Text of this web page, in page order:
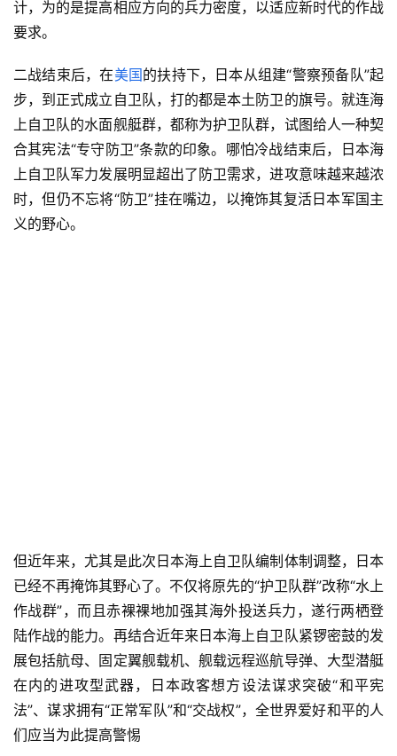
计，为的是提高相应方向的兵力密度，以适应新时代的作战
要求。
二战结束后，在美国的扶持下，日本从组建“警察预备队”起
步，到正式成立自卫队，打的都是本土防卫的旗号。就连海
上自卫队的水面舰艇群，都称为护卫队群，试图给人一种契
合其宪法“专守防卫”条款的印象。哪怕冷战结束后，日本海
上自卫队军力发展明显超出了防卫需求，进攻意味越来越浓
时，但仍不忘将“防卫”挂在嘴边，以掩饰其复活日本军国主
义的野心。
但近年来，尤其是此次日本海上自卫队编制体制调整，日本
已经不再掩饰其野心了。不仅将原先的“护卫队群”改称“水上
作战群”，而且赤裸裸地加强其海外投送兵力，遂行两栖登
陆作战的能力。再结合近年来日本海上自卫队紧锣密鼓的发
展包括航母、固定翼舰载机、舰载远程巡航导弹、大型潜艇
在内的进攻型武器，日本政客想方设法谋求突破“和平宪
法”、谋求拥有“正常军队”和“交战权”，全世界爱好和平的人
们应当为此提高警惕